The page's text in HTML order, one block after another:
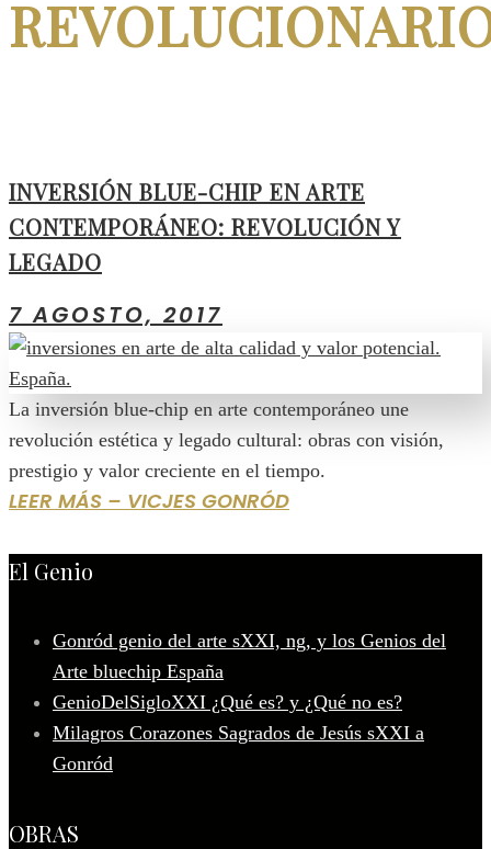
INVERSIÓN BLUE-CHIP EN ARTE
CONTEMPORÁNEO: REVOLUCIÓN Y
LEGADO
7 AGOSTO, 2017
La inversión blue-chip en arte contemporáneo une
revolución estética y legado cultural: obras con visión,
prestigio y valor creciente en el tiempo.
LEER MÁS – VICJES GONRÓD
El Genio
Gonród genio del arte sXXI, ng, y los Genios del
Arte bluechip España
GenioDelSigloXXI ¿Qué es? y ¿Qué no es?
Milagros Corazones Sagrados de Jesús sXXI a
Gonród
OBRAS